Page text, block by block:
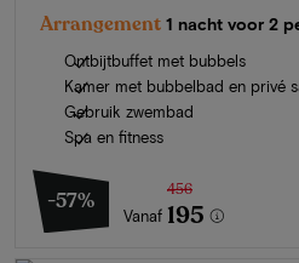
Arrangement 1 nacht voor 2
Ontbijtbuffet met bubbels
Kamer met bubbelbad en privé
Gebruik zwembad
Spa en fitness
-57%
Vanaf
456
195